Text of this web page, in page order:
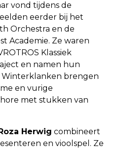
vond tijdens de
eerder bij het
Orchestra en de
Academie. Ze waren
Klassiek
en namen hun
Winterklanken brengen
en vurige
met stukken van
Herwig combineert
en vioolspel. Ze